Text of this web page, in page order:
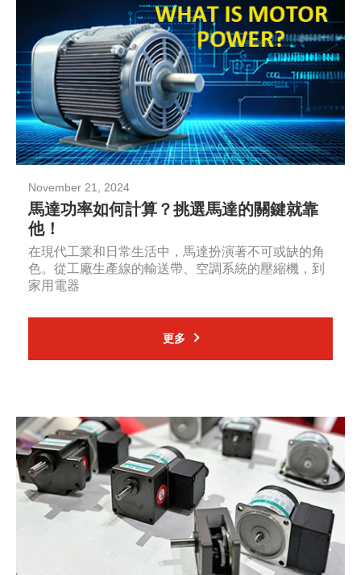
November 21, 2024
馬達功率如何計算？挑選馬達的關鍵就靠
他！
在現代工業和日常生活中，馬達扮演著不可或缺的角
色。從工廠生產線的輸送帶、空調系統的壓縮機，到
家用電器
更多